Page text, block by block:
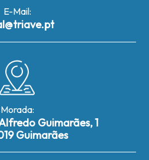
E-Mail:
Morada:
Guimarães, 1
Guimarães